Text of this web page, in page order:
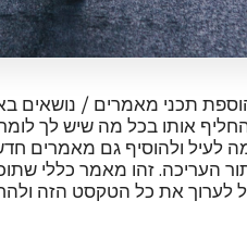
תכני מאמרים / נושאים
אותו בכל מה שיש לך
לעיל ולהוסיף גם מאמרים
העריכה. זהו מאמר כללי
לערוך את כל הטקסט הזה